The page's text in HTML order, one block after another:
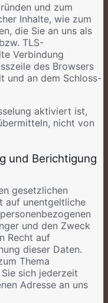
und zum
Inhalte, wie zum
die Sie an uns als
TLS-
Verbindung
des Browsers
und an dem Schloss-
aktiviert ist,
nicht von
und Berichtigung
gesetzlichen
auf unentgeltliche
und den Zweck
Recht auf
dieser Daten.
Thema
sich jederzeit
Adresse an uns